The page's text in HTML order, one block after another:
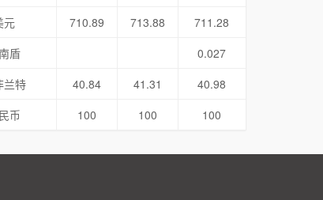
元
710.89 713.88
711.28
盾
0.027
兰特
40.84 41.31
40.98
币
100 100 100